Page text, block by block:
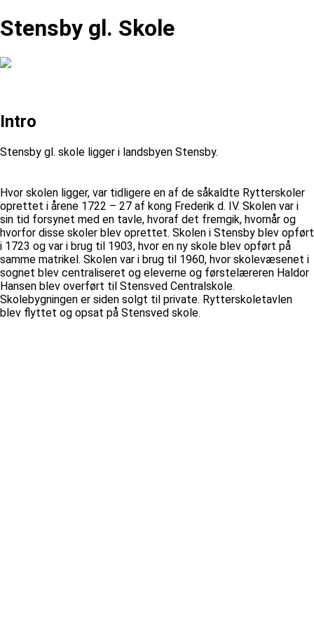
Stensby gl. Skole
Intro
Stensby gl. skole ligger i landsbyen Stensby.
Hvor skolen ligger, var tidligere en af de såkaldte Rytterskoler
oprettet i årene 1722 – 27 af kong Frederik d. IV. Skolen var i
sin tid forsynet med en tavle, hvoraf det fremgik, hvornår og
hvorfor disse skoler blev oprettet. Skolen i Stensby blev opført
i 1723 og var i brug til 1903, hvor en ny skole blev opført på
samme matrikel. Skolen var i brug til 1960, hvor skolevæsenet i
sognet blev centraliseret og eleverne og førstelæreren Haldor
Hansen blev overført til Stensved Centralskole.
Skolebygningen er siden solgt til private. Rytterskoletavlen
blev flyttet og opsat på Stensved skole.